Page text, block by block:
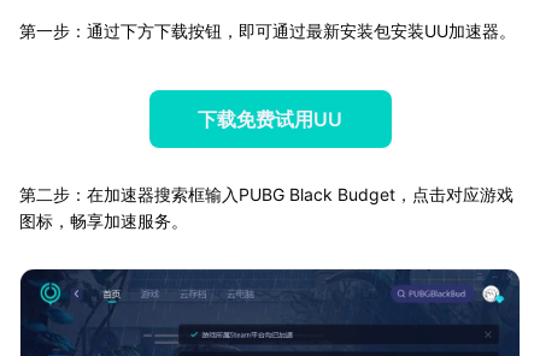
第一步：通过下方下载按钮，即可通过最新安装包安装UU加速器。
下载免费试用UU
第二步：在加速器搜索框输入PUBG Black Budget，点击对应游戏
图标，畅享加速服务。